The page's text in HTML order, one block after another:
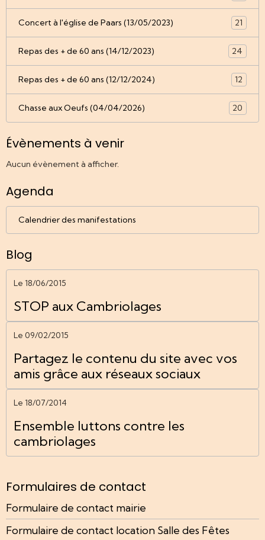
Concert à l'église de Paars (13/05/2023) 21
Repas des + de 60 ans (14/12/2023) 24
Repas des + de 60 ans (12/12/2024) 12
Chasse aux Oeufs (04/04/2026) 20
Évènements à venir
Aucun évènement à afficher.
Agenda
Calendrier des manifestations
Blog
Le 18/06/2015
STOP aux Cambriolages
Le 09/02/2015
Partagez le contenu du site avec vos
amis grâce aux réseaux sociaux
Le 18/07/2014
Ensemble luttons contre les
cambriolages
Formulaires de contact
Formulaire de contact mairie
Formulaire de contact location Salle des Fêtes